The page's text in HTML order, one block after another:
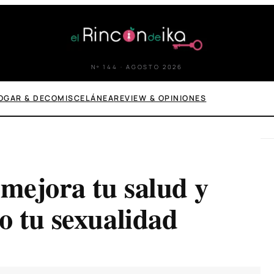
Nº 144 · AGOSTO 2026
& DECOMISCELÁNEAREVIEW & OPINIONES
tu salud y
tu sexualidad